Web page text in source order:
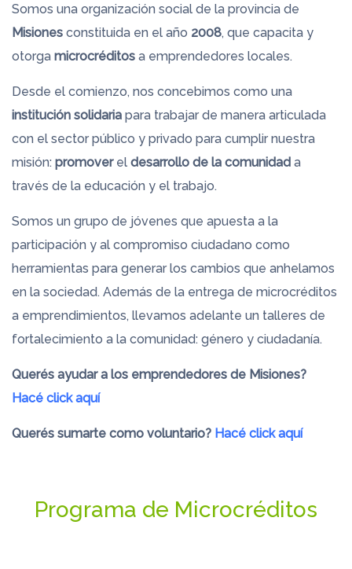
Somos una organización social de la provincia de
Misiones constituida en el año 2008, que capacita y
otorga microcréditos a emprendedores locales.
Desde el comienzo, nos concebimos como una
institución solidaria para trabajar de manera articulada
con el sector público y privado para cumplir nuestra
misión: promoverel desarrollo de la comunidad a
través de la educación y el trabajo.
Somos un grupo de jóvenes que apuesta a la
participación y al compromiso ciudadano como
herramientas para generar los cambios que anhelamos
en la sociedad. Además de la entrega de microcréditos
a emprendimientos, llevamos adelante un talleres de
fortalecimiento a la comunidad: género y ciudadanía.
Querés ayudar a los emprendedores de Misiones?
Hacé click aquí
Querés sumarte como voluntario? Hacé click aquí
Programa de Microcréditos